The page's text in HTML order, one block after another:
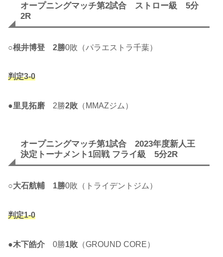
オープニングマッチ第2試合 ストロー級 5分
2R
○根井博登 2勝0敗（パラエストラ千葉）
判定3-0
●里見拓磨 2勝2敗 （MMAZジム）
オープニングマッチ第1試合 2023年度新人王
決定トーナメント1回戦 フライ級 5分2R
○大石航輔 1勝0敗（トライデントジム）
判定1-0
●木下皓介 0勝1敗 （GROUND CORE）